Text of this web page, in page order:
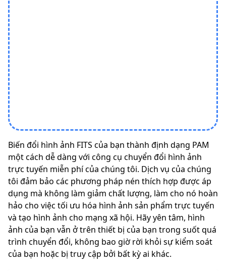
Biến đổi hình ảnh FITS của bạn thành định dạng PAM
một cách dễ dàng với công cụ chuyển đổi hình ảnh
trực tuyến miễn phí của chúng tôi. Dịch vụ của chúng
tôi đảm bảo các phương pháp nén thích hợp được áp
dụng mà không làm giảm chất lượng, làm cho nó hoàn
hảo cho việc tối ưu hóa hình ảnh sản phẩm trực tuyến
và tạo hình ảnh cho mạng xã hội. Hãy yên tâm, hình
ảnh của bạn vẫn ở trên thiết bị của bạn trong suốt quá
trình chuyển đổi, không bao giờ rời khỏi sự kiểm soát
của bạn hoặc bị truy cập bởi bất kỳ ai khác.